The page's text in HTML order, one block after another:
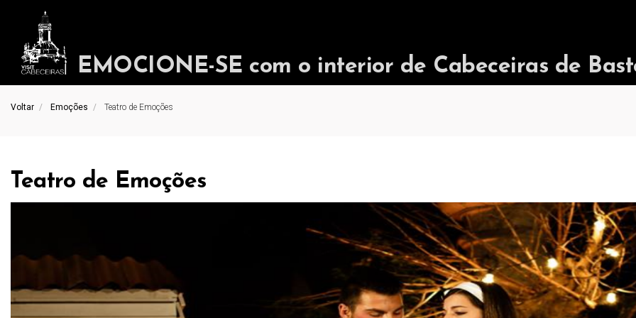
EMOCIONE-SE com o interior de Cabeceiras de
Voltar Emoções Teatro de Emoções
Teatro de Emoções